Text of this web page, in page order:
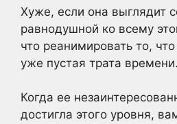
Хуже, если она выглядит
равнодушной ко всему
что реанимировать то,
уже пустая трата времени.
Когда ее
достигла этого уровня,